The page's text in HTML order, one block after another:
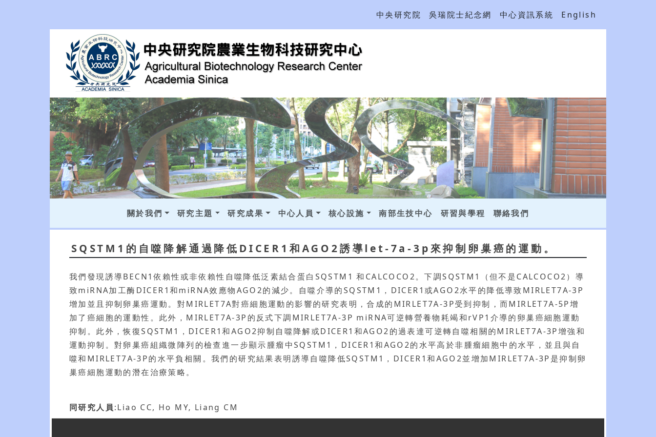
中央研究院 吳瑞院士紀念網 中心資訊系統 English
關於我們 研究主題 研究成果 中心人員 核心設施 南部生技中心 研習與學程 聯絡我們
SQSTM1的自噬降解通過降低DICER1和AGO2誘導let-7a-3p來抑制卵巢癌的運動。
我們發現誘導BECN1依賴性或非依賴性自噬降低泛素結合蛋白SQSTM1 和CALCOCO2。下調SQSTM1（但不是CALCOCO2）導
致miRNA加工酶DICER1和miRNA效應物AGO2的減少。自噬介導的SQSTM1，DICER1或AGO2水平的降低導致MIRLET7A-3P
增加並且抑制卵巢癌運動。對MIRLET7A對癌細胞運動的影響的研究表明，合成的MIRLET7A-3P受到抑制，而MIRLET7A-5P增
加了癌細胞的運動性。此外，MIRLET7A-3P的反式下調MIRLET7A-3P miRNA可逆轉營養物耗竭和rVP1介導的卵巢癌細胞運動
抑制。此外，恢復SQSTM1，DICER1和AGO2抑制自噬降解或DICER1和AGO2的過表達可逆轉自噬相關的MIRLET7A-3P增強和
運動抑制。對卵巢癌組織微陣列的檢查進一步顯示腫瘤中SQSTM1，DICER1和AGO2的水平高於非腫瘤細胞中的水平，並且與自
噬和MIRLET7A-3P的水平負相關。我們的研究結果表明誘導自噬降低SQSTM1，DICER1和AGO2並增加MIRLET7A-3P是抑制卵
巢癌細胞運動的潛在治療策略。
同研究人員:Liao CC, Ho MY, Liang CM